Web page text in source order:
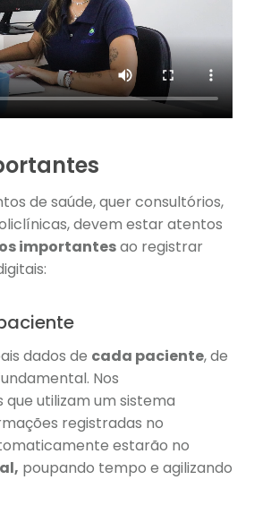
de saúde, quer consultórios,
devem estar atentos
importantesao registrar
dados de cada paciente, de
Nos
utilizam um sistema
registradas no
estarão no
poupando tempo e agilizando